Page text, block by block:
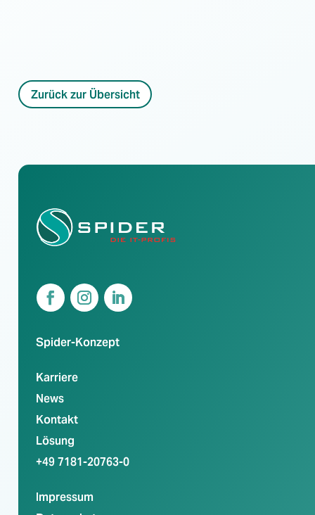
Zurück zur Übersicht
Spider-Konzept
Karriere
News
Kontakt
Lösung
+49 7181-20763-0
Impressum